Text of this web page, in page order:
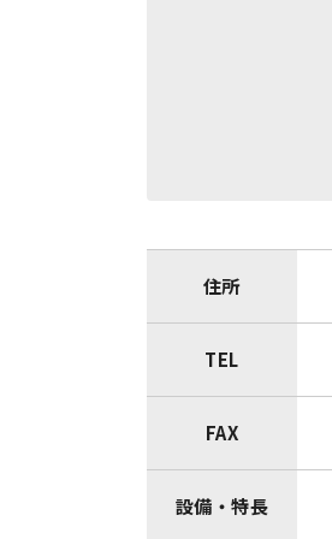
住所
TEL
FAX
設備・特長